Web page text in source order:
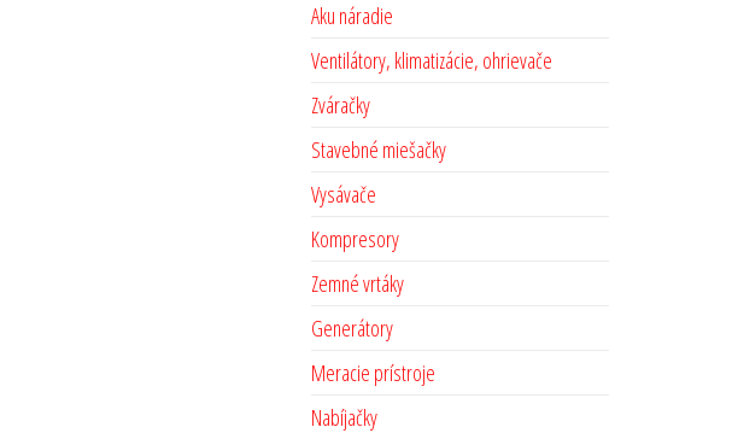
Aku náradie
Ventilátory, klimatizácie, ohrievače
Zváračky
Stavebné miešačky
Vysávače
Kompresory
Zemné vrtáky
Generátory
Meracie prístroje
Nabíjačky